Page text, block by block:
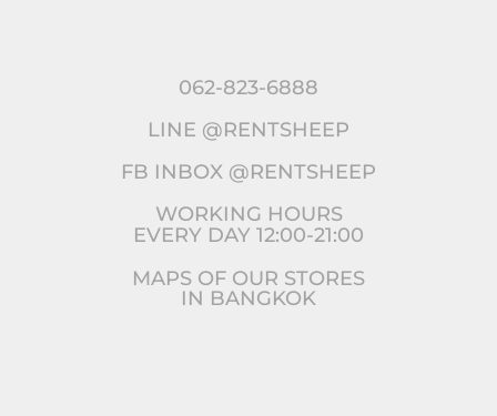
062-823-6888
LINE @RENTSHEEP
FB INBOX @RENTSHEEP
WORKING HOURS
EVERY DAY 12:00-21:00
MAPS OF OUR STORES
IN BANGKOK